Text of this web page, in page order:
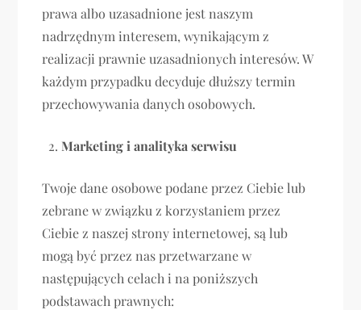
prawa albo uzasadnione jest naszym
nadrzędnym interesem, wynikającym z
realizacji prawnie uzasadnionych interesów. W
każdym przypadku decyduje dłuższy termin
przechowywania danych osobowych.
Marketing i analityka serwisu
Twoje dane osobowe podane przez Ciebie lub
zebrane w związku z korzystaniem przez
Ciebie z naszej strony internetowej, są lub
mogą być przez nas przetwarzane w
następujących celach i na poniższych
podstawach prawnych: